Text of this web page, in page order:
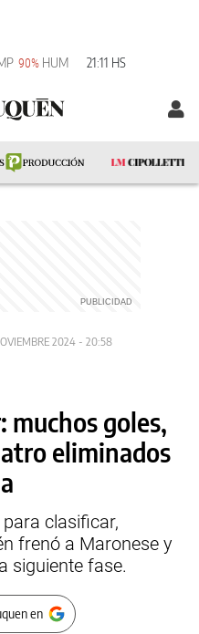
90% HUM 21:11 HS
2024 - 20:58
muchos goles,
eliminados
clasificar,
frenó a Maronese y
siguiente fase.
en